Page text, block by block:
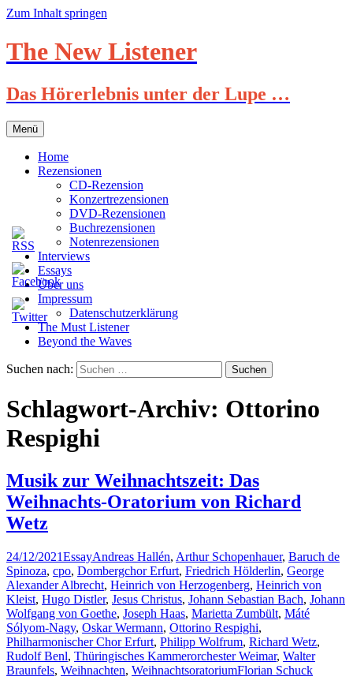
Zum Inhalt springen
The New Listener
Das Hörerlebnis unter der Lupe …
Menü
Home
Rezensionen
CD-Rezension
Konzertrezensionen
DVD-Rezensionen
Buchrezensionen
Notenrezensionen
Interviews
Essays
Über uns
Impressum
Datenschutzerklärung
The Must Listener
Beyond the Waves
Suchen nach:
Schlagwort-Archiv: Ottorino
Respighi
Musik zur Weihnachtszeit: Das
Weihnachts-Oratorium von Richard
Wetz
24/12/2021EssayAndreas Hallén, Arthur Schopenhauer, Baruch de
Spinoza, cpo, Dombergchor Erfurt, Friedrich Hölderlin, George
Alexander Albrecht, Heinrich von Herzogenberg, Heinrich von
Kleist, Hugo Distler, Jesus Christus, Johann Sebastian Bach, Johann
Wolfgang von Goethe, Joseph Haas, Marietta Zumbült, Máté
Sólyom-Nagy, Oskar Wermann, Ottorino Respighi,
Philharmonischer Chor Erfurt, Philipp Wolfrum, Richard Wetz,
Rudolf Benl, Thüringisches Kammerorchester Weimar, Walter
Braunfels, Weihnachten, WeihnachtsoratoriumFlorian Schuck